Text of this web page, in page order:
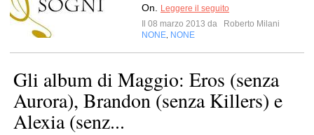
On.
Leggere il seguito
Il 08 marzo 2013 da
Roberto Milani
NONE NONE
Gli album di Maggio: Eros (senza
Aurora), Brandon (senza Killers) e
Alexia (senz...